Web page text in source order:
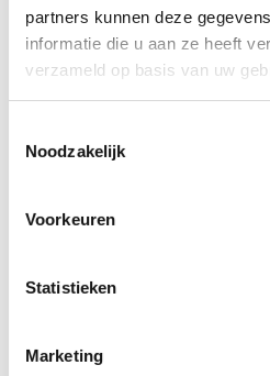
partners kunnen deze
informatie die u aan ze heeft
verzameld op basis van uw
Noodzakelijk
Voorkeuren
Statistieken
Marketing
Liever meteen
Julia ?
Mail: info@dim-sum.nl